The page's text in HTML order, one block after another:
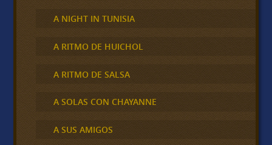
A NIGHT IN TUNISIA
A RITMO DE HUICHOL
A RITMO DE SALSA
A SOLAS CON CHAYANNE
A SUS AMIGOS